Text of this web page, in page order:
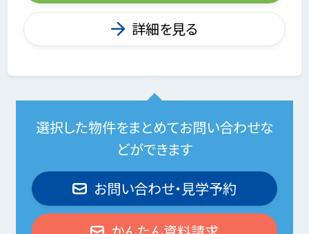
詳細を見る
選択した物件をまとめてお問い合わせな
どができます
お問い合わせ・見学予約